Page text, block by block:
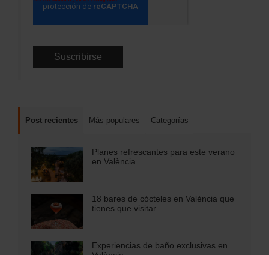
Post recientes Más populares Categorías
Planes refrescantes para este verano
en València
18 bares de cócteles en València que
tienes que visitar
Experiencias de baño exclusivas en